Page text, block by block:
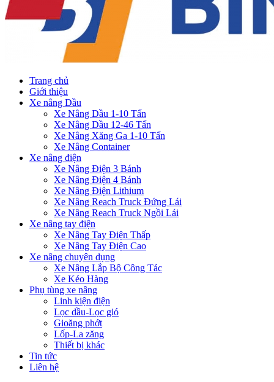
Trang chủ
Giới thiệu
Xe nâng Dầu
Xe Nâng Dầu 1-10 Tấn
Xe Nâng Dầu 12-46 Tấn
Xe Nâng Xăng Ga 1-10 Tấn
Xe Nâng Container
Xe nâng điện
Xe Nâng Điện 3 Bánh
Xe Nâng Điện 4 Bánh
Xe Nâng Điện Lithium
Xe Nâng Reach Truck Đứng Lái
Xe Nâng Reach Truck Ngồi Lái
Xe nâng tay điện
Xe Nâng Tay Điện Thấp
Xe Nâng Tay Điện Cao
Xe nâng chuyên dụng
Xe Nâng Lắp Bộ Công Tác
Xe Kéo Hàng
Phụ tùng xe nâng
Linh kiện điện
Lọc dầu-Lọc gió
Gioăng phớt
Lốp-La zăng
Thiết bị khác
Tin tức
Liên hệ